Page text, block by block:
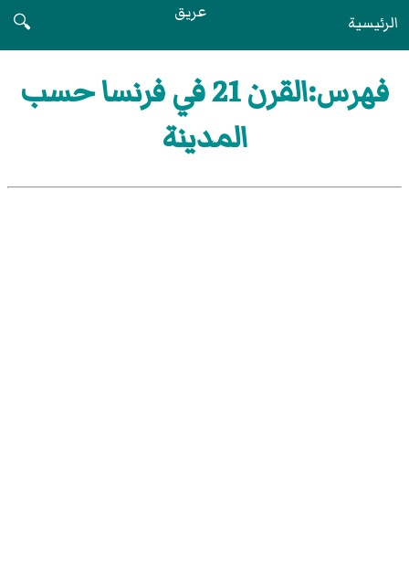
الرئيسية عريق
🔍
فهرس:القرن 21 في فرنسا حسب
المدينة